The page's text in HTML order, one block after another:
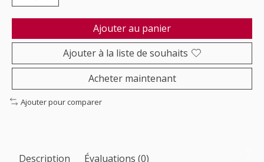
Ajouter au panier
Ajouter à la liste de souhaits
Acheter maintenant
Ajouter pour comparer
Description Évaluations (0)